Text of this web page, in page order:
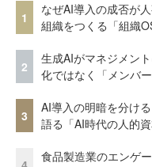
1
なぜAI導入の成否が
組織をつくる「組織
2
生成AIがマネジメン
化ではなく「メンバ
3
AI導入の明暗を分け
語る「AI時代の人的
食品製造業のエンゲ